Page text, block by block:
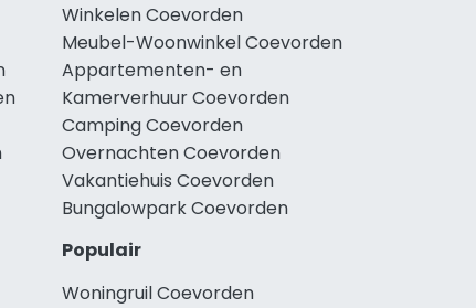
Winkelen Coevorden
Meubel-Woonwinkel Coevorden
Appartementen- en
Kamerverhuur Coevorden
Camping Coevorden
Overnachten Coevorden
Vakantiehuis Coevorden
Bungalowpark Coevorden
Populair
Woningruil Coevorden